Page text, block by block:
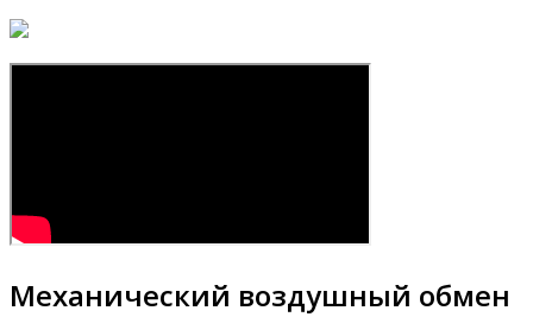
Механический воздушный обмен